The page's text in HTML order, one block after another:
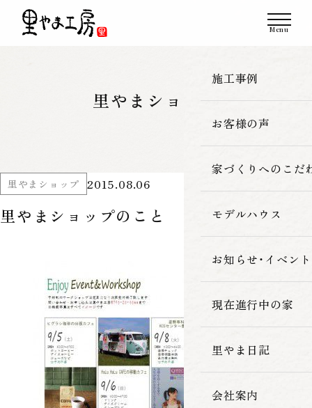
施工事例
一覧
新築
改築・リフォーム
お客様の声
家づくりへのこだ
里やま工房の家
素材へのこだわ
暮らしの性能
モデルハウス
お知らせ・イベント
現在進行中の家
里やま日記
会社案内
里やまショップ
里やまショップ 2015.08.06
里やまショップのこと